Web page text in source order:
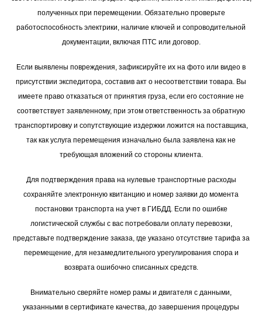
возможности визуального осмотра всей поверхности пластика,
светотехники и зеркал на предмет царапин, сколов или иных дефектов,
полученных при перемещении. Обязательно проверьте
документации, включая ПТС или договор.
Если выявлены повреждения, зафиксируйте их на фото или видео в
присутствии экспедитора, составив акт о несоответствии товара. Вы
имеете право отказаться от принятия груза, если его состояние не
соответствует заявленному, при этом ответственность за обратную
транспортировку и сопутствующие издержки ложится на поставщика,
требующая вложений со стороны клиента.
Для подтверждения права на нулевые транспортные расходы
сохраняйте электронную квитанцию и номер заявки до момента
постановки транспорта на учет в ГИБДД. Если по ошибке
логистической службы с вас потребовали оплату перевозки,
представьте подтверждение заказа, где указано отсутствие тарифа за
возврата ошибочно списанных средств.